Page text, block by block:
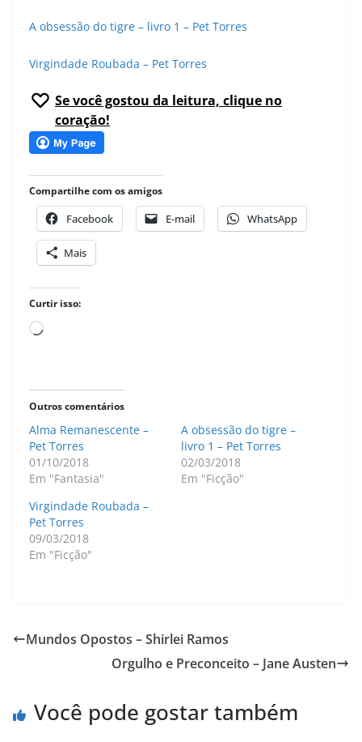
A obsessão do tigre – livro 1 – Pet Torres
Virgindade Roubada – Pet Torres
Se você gostou da leitura, clique no
coração!
Compartilhe com os amigos
Facebook E-mail WhatsApp
Mais
Curtir isso:
Carregando...
Outros comentários
Alma Remanescente –
Pet Torres
01/10/2018
Em "Fantasia"
A obsessão do tigre –
livro 1 – Pet Torres
02/03/2018
Em "Ficção"
Virgindade Roubada –
Pet Torres
09/03/2018
Em "Ficção"
Mundos Opostos – Shirlei Ramos
Orgulho e Preconceito – Jane Austen
Você pode gostar também